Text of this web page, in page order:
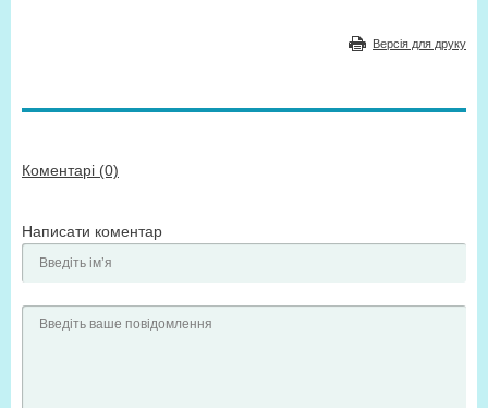
Версія для друку
Коментарі (0)
Написати коментар